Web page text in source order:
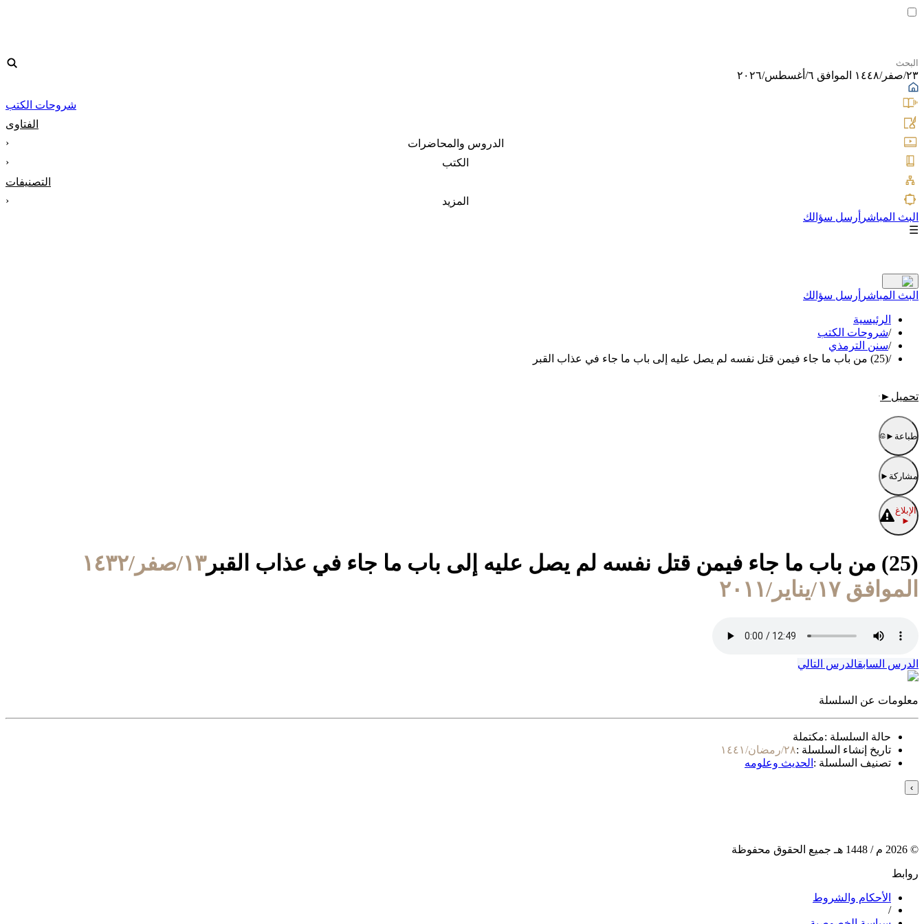
٢٣/صفر/١٤٤٨ الموافق ٦/أغسطس/٢٠٢٦
شروحات الكتب
الفتاوى
الدروس والمحاضرات
‹
الكتب
‹
التصنيفات
المزيد
‹
البث المباشر أرسل سؤالك
☰
البث المباشر أرسل سؤالك
الرئيسية
/شروحات الكتب
/سنن الترمذي
/(25) من باب ما جاء فيمن قتل نفسه لم يصل عليه إلى باب ما جاء في عذاب القبر
تحميل ►
طباعة ►
مشاركة ►
الإبلاغ
►
(25) من باب ما جاء فيمن قتل نفسه لم يصل عليه إلى باب ما جاء في عذاب القبر
١٣/صفر/١٤٣٢
الموافق ١٧/يناير/٢٠١١
الدرس السابقالدرس التالي
معلومات عن السلسلة
حالة السلسلة :مكتملة
تاريخ إنشاء السلسلة :٢٨/رمضان/١٤٤١
تصنيف السلسلة : الحديث وعلومه
›
©
2026 م / 1448 هـ جميع الحقوق محفوظة
روابط
الأحكام والشروط
/